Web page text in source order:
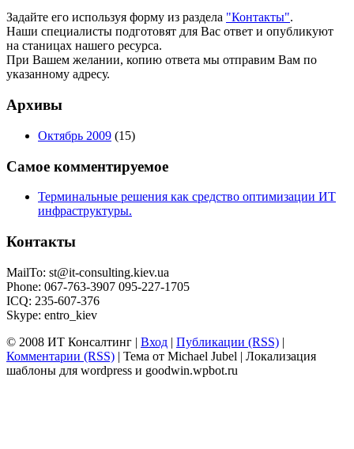
Задайте его используя форму из раздела "Контакты".
Наши специалисты подготовят для Вас ответ и опубликуют
на станицах нашего ресурса.
При Вашем желании, копию ответа мы отправим Вам по
указанному адресу.
Архивы
Октябрь 2009 (15)
Самое комментируемое
Терминальные решения как средство оптимизации ИТ
инфраструктуры.
Контакты
MailTo: st@it-consulting.kiev.ua
Phone: 067-763-3907 095-227-1705
ICQ: 235-607-376
Skype: entro_kiev
© 2008 ИТ Консалтинг | Вход | Публикации (RSS) |
Комментарии (RSS) | Тема от Michael Jubel | Локализация
шаблоны для wordpress и goodwin.wpbot.ru